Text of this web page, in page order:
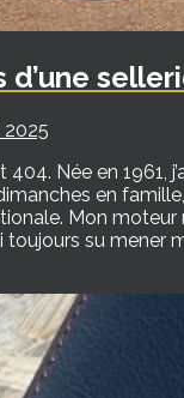
d’une
2025
404. Née en 1961,
en
Mon moteur
toujours su mener